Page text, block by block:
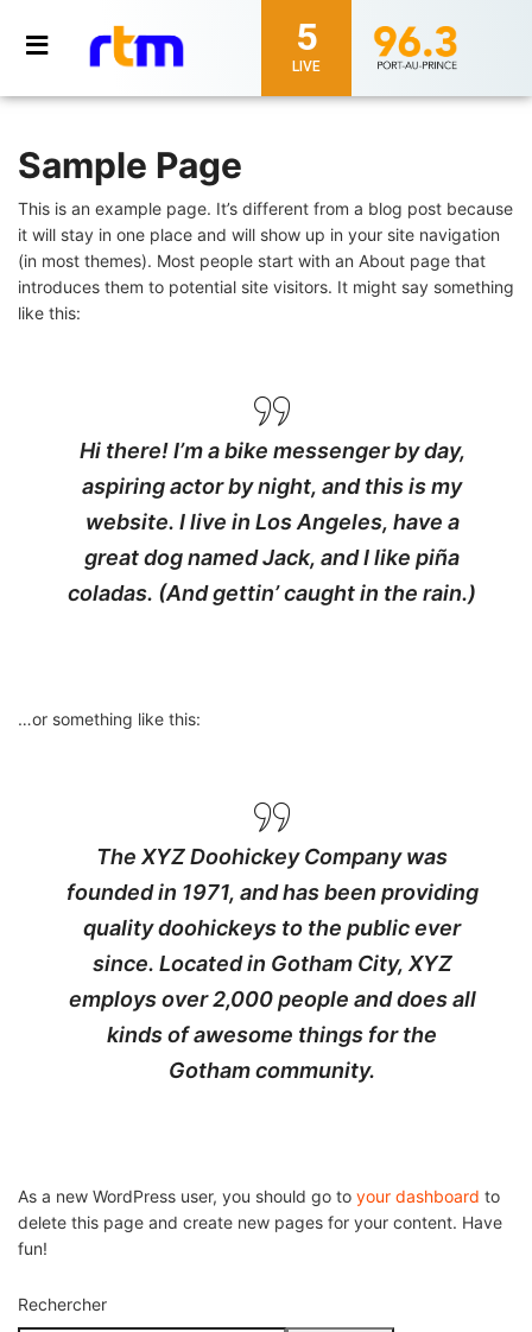
5
LIVE
Sample Page
This is an example page. It’s different from a blog post because
it will stay in one place and will show up in your site navigation
(in most themes). Most people start with an About page that
introduces them to potential site visitors. It might say something
like this:
Hi there! I’m a bike messenger by day,
aspiring actor by night, and this is my
website. I live in Los Angeles, have a
great dog named Jack, and I like piña
coladas. (And gettin’ caught in the rain.)
…or something like this:
The XYZ Doohickey Company was
founded in 1971, and has been providing
quality doohickeys to the public ever
since. Located in Gotham City, XYZ
employs over 2,000 people and does all
kinds of awesome things for the
Gotham community.
As a new WordPress user, you should go to your dashboard to
delete this page and create new pages for your content. Have
fun!
Rechercher